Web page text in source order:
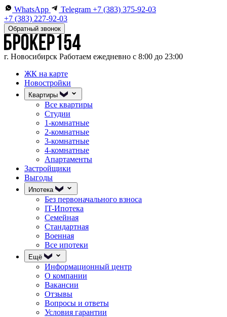
WhatsApp Telegram +7 (383) 375-92-03
+7 (383) 227-92-03
Обратный звонок
г. Новосибирск Работаем ежедневно с 8:00 до 23:00
ЖК на карте
Новостройки
Квартиры
Все квартиры
Студии
1-комнатные
2-комнатные
3-комнатные
4-комнатные
Апартаменты
Застройщики
Выгоды
Ипотека
Без первоначального взноса
IT-Ипотека
Семейная
Стандартная
Военная
Все ипотеки
Ещё
Информационный центр
О компании
Вакансии
Отзывы
Вопросы и ответы
Условия гарантии